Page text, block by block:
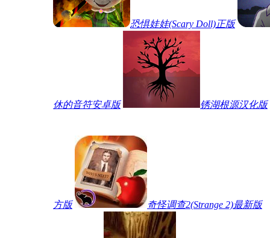
恐惧娃娃(Scary Doll)正版
休的音符安卓版 锈湖根源汉化版
方版 奇怪调查2(Strange 2)最新版